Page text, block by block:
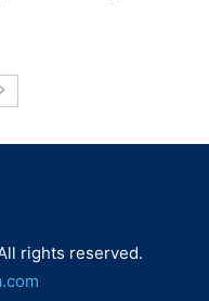
rights reserved.